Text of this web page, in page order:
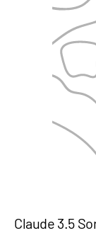
Claude 3.5